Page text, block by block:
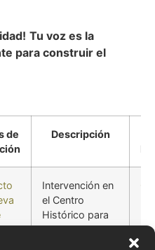
Tu voz es la
para construir el
de
Descripción
Intervención en
el Centro
Histórico para
embellecimiento